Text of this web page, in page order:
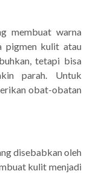
membuat warna
pigmen kulit atau
tetapi bisa
parah. Untuk
obat-obatan
disebabkan oleh
kulit menjadi